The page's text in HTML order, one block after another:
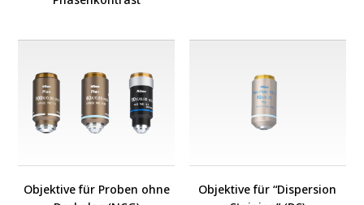
Objektive für Proben ohne
Objektive für “Dispersion